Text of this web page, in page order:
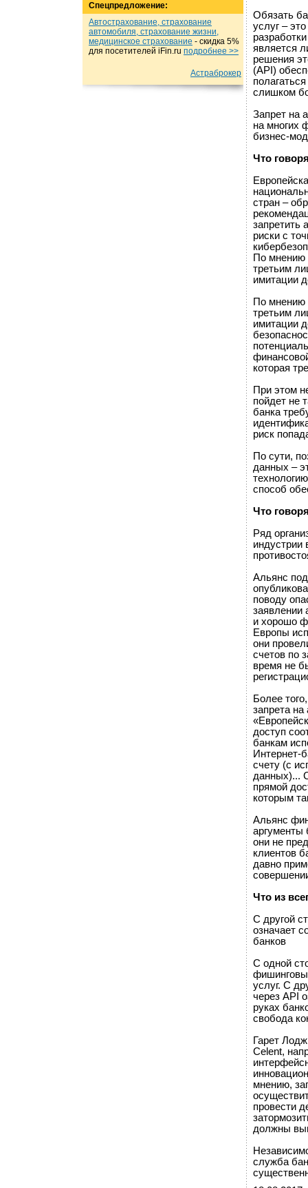
Спецпредложение:
Автострахование, страхование
автомобиля, страхование жизни,
медицинское страхование - cкидка 5%
для посетителей iFin.ru подробнеe >>
Астраброкер
Обязать
услуг –
является
решения
(API)
слишком
Запрет на
на многих
бизнес-
Что
стран –
запретить
риски с
По мнению
третьим
имитации
По мнению
третьим
имитации
которая
При этом
пойдет не
банка
риск
По сути,
данных –
способ
Что
Ряд
индустрии
Альянс
поводу
заявлении
и хорошо
Европы
они
счетов по
время не
Более
запрета
доступ
банкам
Интернет-
счету (с
данных)...
прямой
которым
Альянс
аргументы
они не
клиентов
давно
Что из
С другой
означает
банков
С одной
услуг. С
через API
руках
свобода
Гарет
Celent,
мнению,
провести
должны
служба